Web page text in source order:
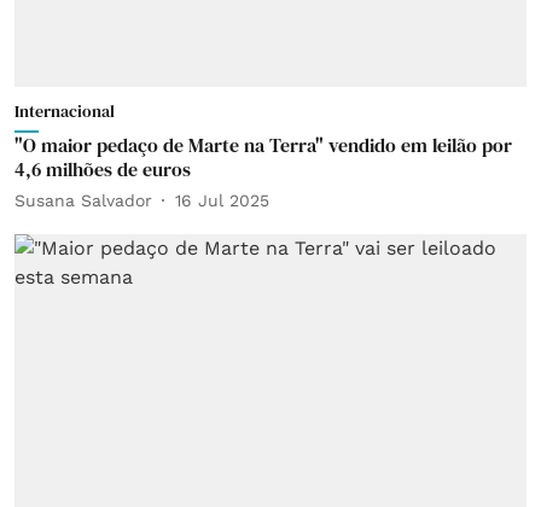
Internacional
"O maior pedaço de Marte na Terra" vendido em leilão por
4,6 milhões de euros
Susana Salvador 16 Jul 2025